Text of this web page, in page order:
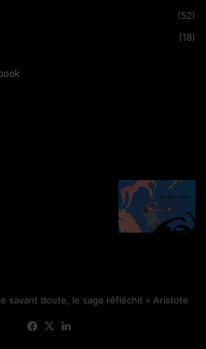
(52)
(18)
savant doute, le sage réfléchit » Aristote
Facebook
X